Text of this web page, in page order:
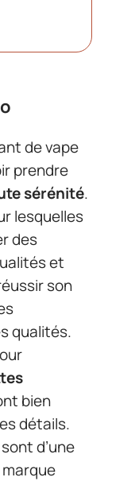
de vape
prendre
sérénité.
lesquelles
des
et
son
qualités.
bien
détails.
d’une